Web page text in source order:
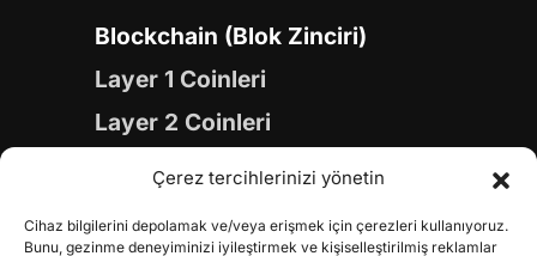
Çerez tercihlerinizi yönetin
Cihaz bilgilerini depolamak ve/veya erişmek için çerezleri kullanıyoruz.
Bunu, gezinme deneyiminizi iyileştirmek ve kişiselleştirilmiş reklamlar
Blockchain (Blok Zinciri)
Layer 1 Coinleri
Layer 2 Coinleri
Yapay Zeka (AI) Coinleri